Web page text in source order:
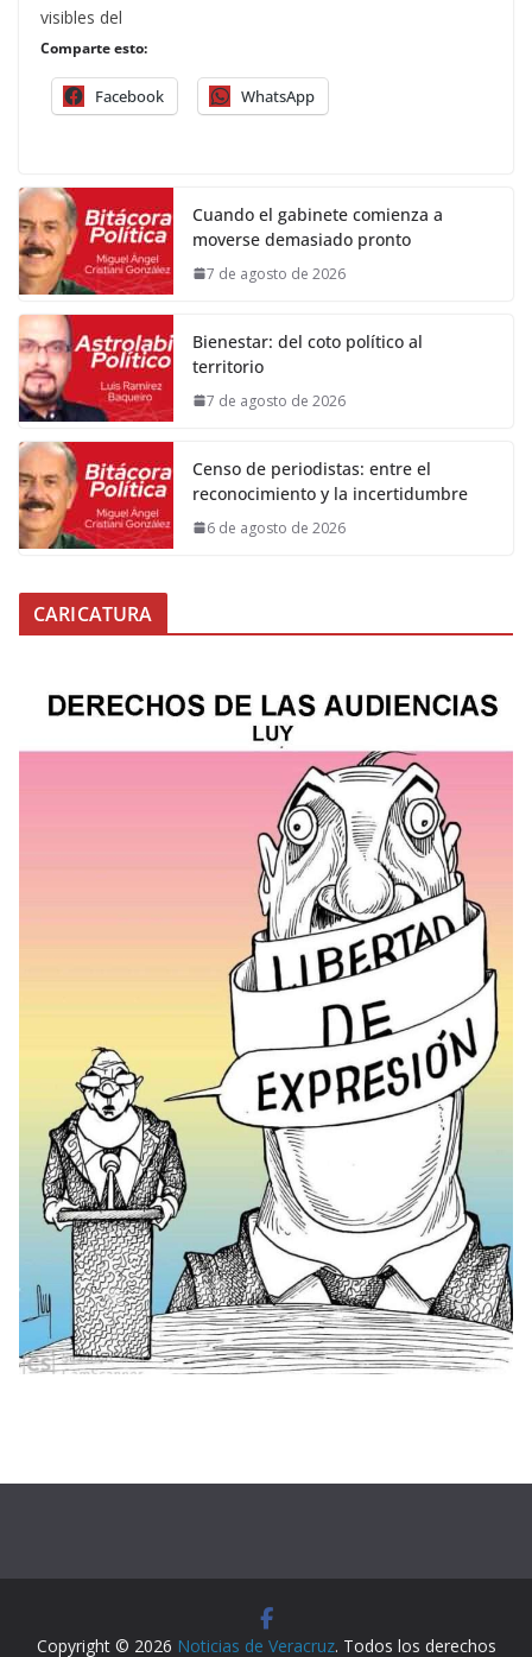
visibles del
Comparte esto:
Facebook WhatsApp
Cuando el gabinete comienza a
moverse demasiado pronto
7 de agosto de 2026
Bienestar: del coto político al
territorio
7 de agosto de 2026
Censo de periodistas: entre el
reconocimiento y la incertidumbre
6 de agosto de 2026
CARICATURA
Copyright © 2026 Noticias de Veracruz. Todos los derechos